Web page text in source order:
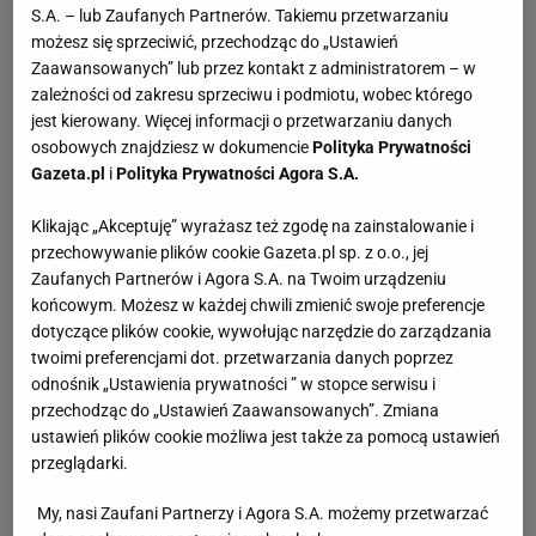
S.A. – lub Zaufanych Partnerów. Takiemu przetwarzaniu
możesz się sprzeciwić, przechodząc do „Ustawień
Zaawansowanych” lub przez kontakt z administratorem – w
zależności od zakresu sprzeciwu i podmiotu, wobec którego
jest kierowany. Więcej informacji o przetwarzaniu danych
osobowych znajdziesz w dokumenciePolityka Prywatności
Gazeta.pl iPolityka Prywatności Agora S.A.
Klikając „Akceptuję” wyrażasz też zgodę na zainstalowanie i
przechowywanie plików cookie Gazeta.pl sp. z o.o., jej
Zaufanych Partnerów i Agora S.A. na Twoim urządzeniu
końcowym. Możesz w każdej chwili zmienić swoje preferencje
dotyczące plików cookie, wywołując narzędzie do zarządzania
twoimi preferencjami dot. przetwarzania danych poprzez
odnośnik „Ustawienia prywatności ” w stopce serwisu i
przechodząc do „Ustawień Zaawansowanych”. Zmiana
ustawień plików cookie możliwa jest także za pomocą ustawień
przeglądarki.
My, nasi Zaufani Partnerzy i Agora S.A. możemy przetwarzać